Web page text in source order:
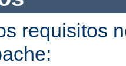
requisitos